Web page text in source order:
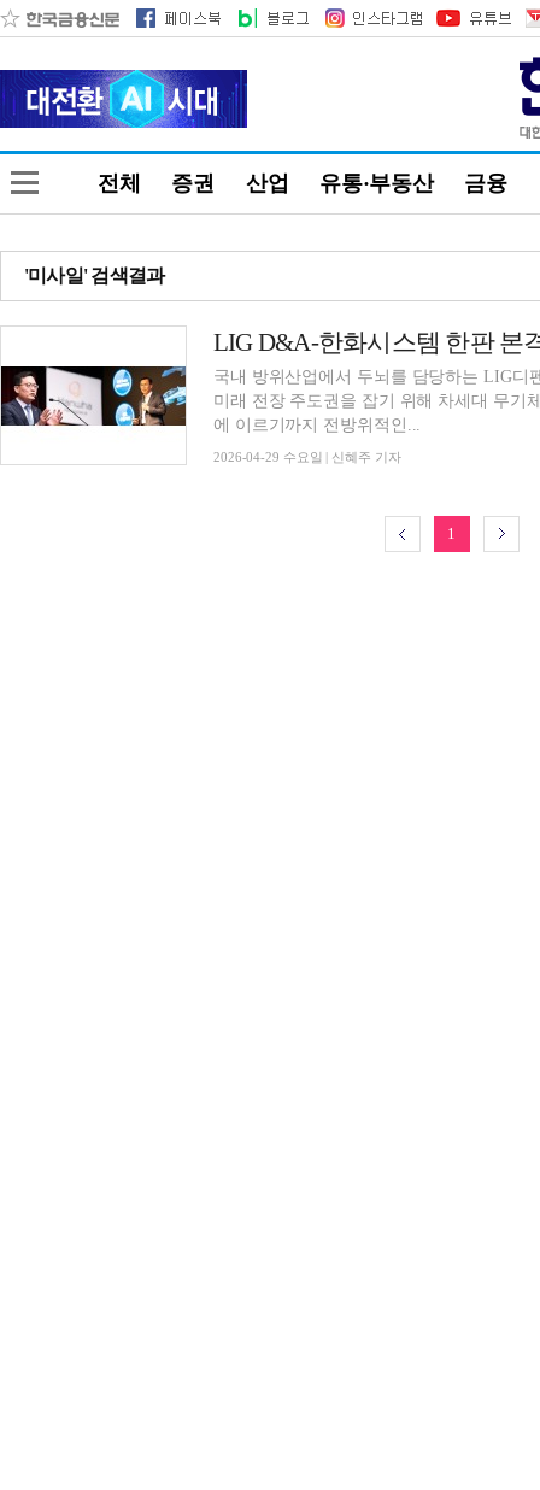
전체 증권 산업 유통·부동산 금융
'미사일' 검색결과
국내 방위산업에서 두뇌를 담당하는 LIG
미래 전장 주도권을 잡기 위해 차세대 무기
에 이르기까지 전방위적인...
2026-04-29 수요일 | 신혜주 기자
1